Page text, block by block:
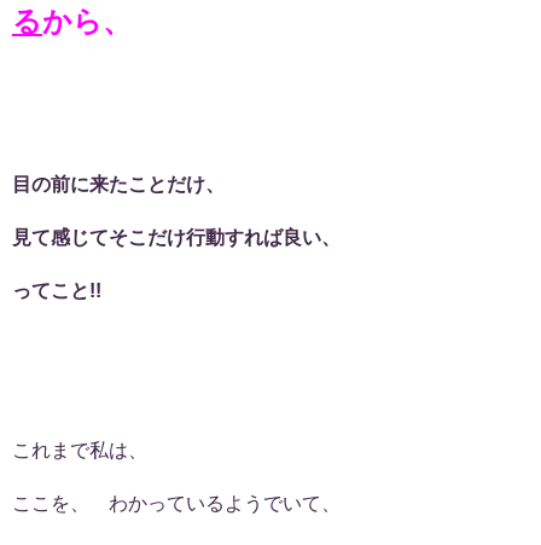
るから、
目の前に来たことだけ、
見て感じてそこだけ行動すれば良い、
ってこと!!
これまで私は、
ここを、 わかっているようでいて、